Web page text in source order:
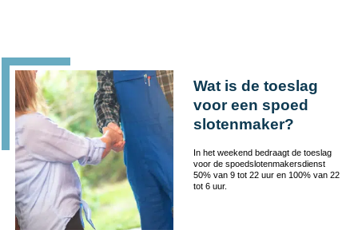
Wat is de toeslag
voor een spoed
slotenmaker?
In het weekend bedraagt de toeslag
voor de spoedslotenmakersdienst
50% van 9 tot 22 uur en 100% van 22
tot 6 uur.